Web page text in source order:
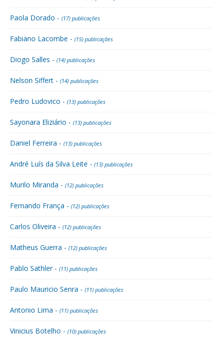
Paola Dorado - (17) publicações
Fabiano Lacombe - (15) publicações
Diogo Salles - (14) publicações
Nelson Siffert - (14) publicações
Pedro Ludovico - (13) publicações
Sayonara Eliziário - (13) publicações
Daniel Ferreira - (13) publicações
André Luís da Silva Leite - (13) publicações
Murilo Miranda - (12) publicações
Fernando França - (12) publicações
Carlos Oliveira - (12) publicações
Matheus Guerra - (12) publicações
Pablo Sathler - (11) publicações
Paulo Mauricio Senra - (11) publicações
Antonio Lima - (11) publicações
Vinicius Botelho - (10) publicações